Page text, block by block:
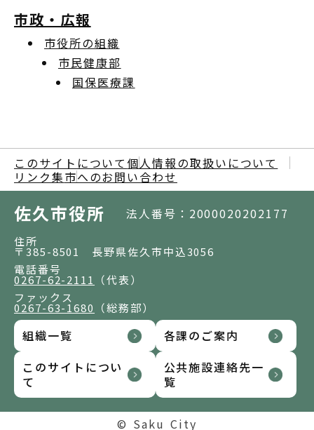
市政・広報
市役所の組織
市民健康部
国保医療課
このサイトについて 個人情報の取扱いについて
リンク集市へのお問い合わせ
佐久市役所 法人番号：2000020202177
住所
〒385-8501 長野県佐久市中込3056
電話番号
0267-62-2111
（代表）
ファックス
0267-63-1680 （総務部）
組織一覧
各課のご案内
このサイトについ
て
公共施設連絡先一
覧
© Saku City